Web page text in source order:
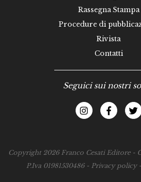
Rassegna Stampa
Procedure di
Rivista
Contatti
Seguici sui nostri
Copyright 2026 Franco Cesati Editore -
P.Iva 01981530486 - Privacy policy-